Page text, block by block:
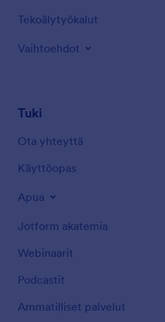
Tekoälytyökalut
Vaihtoehdot
Tuki
Ota yhteyttä
Käyttöopas
Apua
Jotform akatemia
Webinaarit
Podcastit
Ammatilliset palvelut